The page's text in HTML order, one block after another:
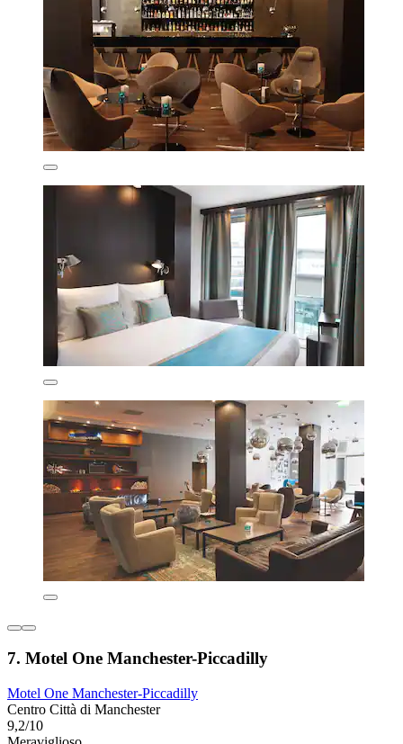
7. Motel One Manchester-Piccadilly
Motel One Manchester-Piccadilly
Centro Città di Manchester
9,2/10